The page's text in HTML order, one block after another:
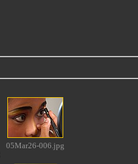
05Mar26-006.jpg